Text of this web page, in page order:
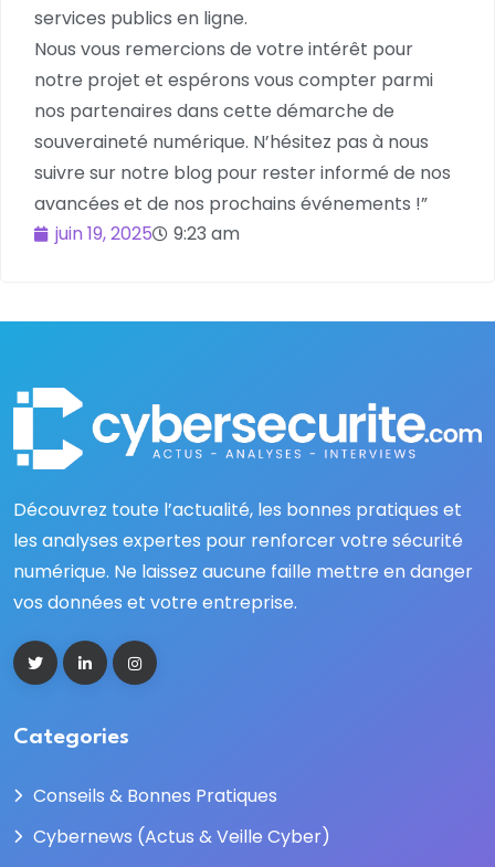
services publics en ligne.
Nous vous remercions de votre intérêt pour
notre projet et espérons vous compter parmi
nos partenaires dans cette démarche de
souveraineté numérique. N’hésitez pas à nous
suivre sur notre blog pour rester informé de nos
avancées et de nos prochains événements !”
juin 19, 2025
9:23 am
Découvrez toute l’actualité, les bonnes pratiques et
les analyses expertes pour renforcer votre sécurité
numérique. Ne laissez aucune faille mettre en danger
vos données et votre entreprise.
Categories
Conseils & Bonnes Pratiques
Cybernews (Actus & Veille Cyber)